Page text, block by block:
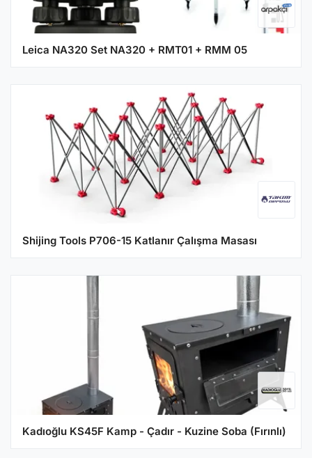
Leica NA320 Set NA320 + RMT01 + RMM 05
Shijing Tools P706-15 Katlanır Çalışma Masası
Kadıoğlu KS45F Kamp - Çadır - Kuzine Soba (Fırınlı)